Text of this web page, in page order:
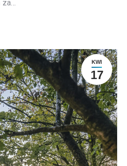
za…
KWI
17